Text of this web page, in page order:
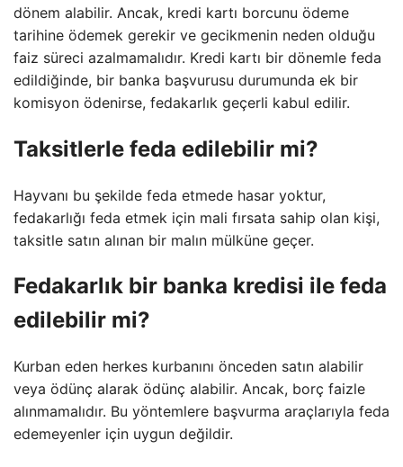
dönem alabilir. Ancak, kredi kartı borcunu ödeme
tarihine ödemek gerekir ve gecikmenin neden olduğu
faiz süreci azalmamalıdır. Kredi kartı bir dönemle feda
edildiğinde, bir banka başvurusu durumunda ek bir
komisyon ödenirse, fedakarlık geçerli kabul edilir.
Taksitlerle feda edilebilir mi?
Hayvanı bu şekilde feda etmede hasar yoktur,
fedakarlığı feda etmek için mali fırsata sahip olan kişi,
taksitle satın alınan bir malın mülküne geçer.
Fedakarlık bir banka kredisi ile feda
edilebilir mi?
Kurban eden herkes kurbanını önceden satın alabilir
veya ödünç alarak ödünç alabilir. Ancak, borç faizle
alınmamalıdır. Bu yöntemlere başvurma araçlarıyla feda
edemeyenler için uygun değildir.